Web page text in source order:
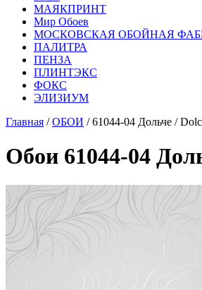
МАЯКПРИНТ
Мир Обоев
МОСКОВСКАЯ ОБОЙНАЯ
ПАЛИТРА
ПЕНЗА
ПЛИНТЭКС
ФОКС
ЭЛИЗИУМ
Главная /ОБОИ / 61044-04 Дольче /
Обои 61044-04